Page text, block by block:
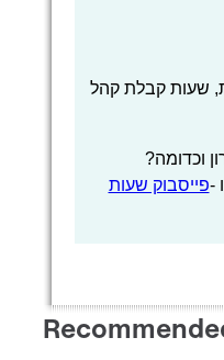
שעות קבלת קהל
וכדומה?
-פייסבוק שעות